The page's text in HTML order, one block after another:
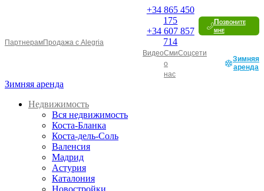
ПартнерамПродажа с Alegria
+34865 450
175
+34607 857
714
Позвоните
мне
ВидеоСми
о
нас
Соцсети
Зимняя
аренда
Зимняя аренда
Недвижимость
Вся недвижимость
Коста-Бланка
Коста-дель-Соль
Валенсия
Мадрид
Астурия
Каталония
Новостройки